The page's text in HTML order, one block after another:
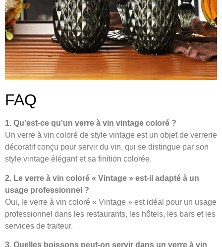
FAQ
1. Qu'est-ce qu'un verre à vin vintage coloré ?
Un verre à vin coloré de style vintage est un objet de verrerie
décoratif conçu pour servir du vin, qui se distingue par son
style vintage élégant et sa finition colorée.
2. Le verre à vin coloré « Vintage » est-il adapté à un
usage professionnel ?
Oui, le verre à vin coloré « Vintage » est idéal pour un usage
professionnel dans les restaurants, les hôtels, les bars et les
services de traiteur.
3. Quelles boissons peut-on servir dans un verre à vin